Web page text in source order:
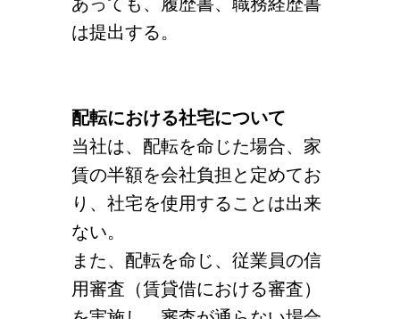
は提出する。
配転における社宅について
当社は、配転を命じた場合、家
賃の半額を会社負担と定めてお
り、社宅を使用することは出来
ない。
また、配転を命じ、従業員の信
用審査（賃貸借における審査）